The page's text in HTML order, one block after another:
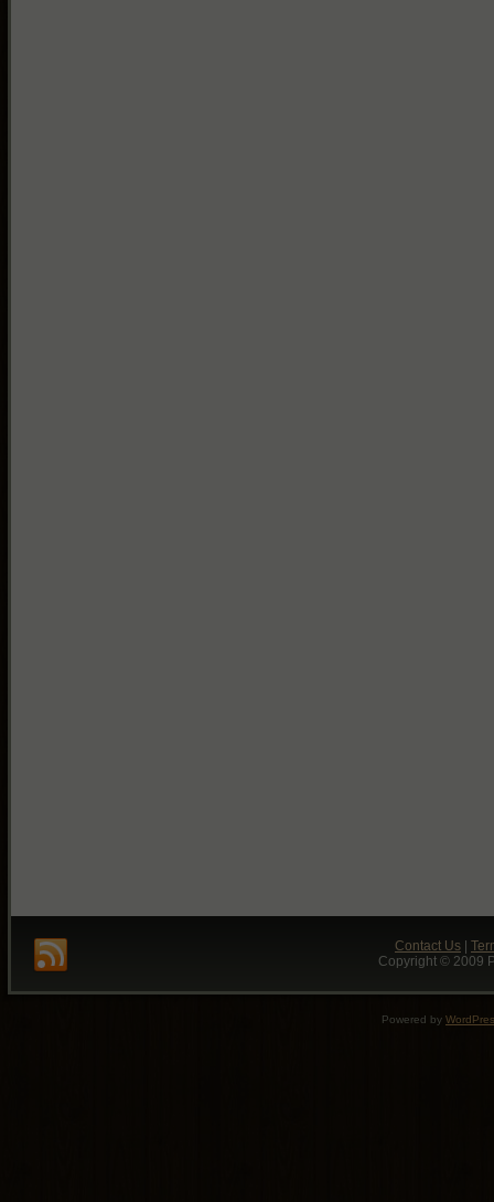
Contact Us |
Copyright © 2009
Powered by